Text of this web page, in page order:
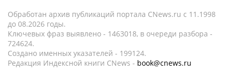
Обработан архив публикаций портала CNews.ru c 11.1998
до 08.2026 годы.
Ключевых фраз выявлено - 1463018, в очереди разбора -
724624.
Создано именных указателей - 199124.
Редакция Индексной книги CNews - book@cnews.ru